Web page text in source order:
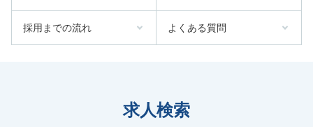
採用までの流れ よくある質問
求人検索